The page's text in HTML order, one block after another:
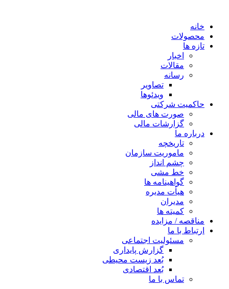
خانه
محصولات
تازه ها
اخبار
مقالات
رسانه
تصاویر
ویدئوها
حاکمیت شرکتی
صورت های مالی
گزارشات مالی
درباره ما
تاریخچه
ماموریت سازمان
چشم انداز
خط مشی
گواهینامه ها
هیأت مدیره
مدیران
کمیته ها
مناقصه / مزایده
ارتباط با ما
مسئولیت اجتماعی
گزارش پایداری
بُعد زیست محیطی
بُعد اقتصادی
تماس با ما